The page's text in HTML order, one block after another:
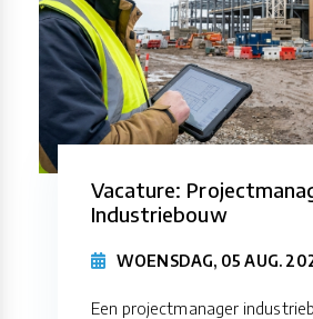
Vacature:
Industriebouw
WOENSDAG, 05 AUG.
Een projectmanager